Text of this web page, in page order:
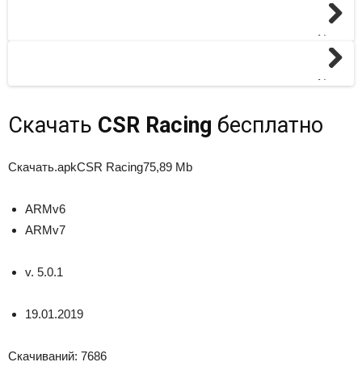
Next
Next
Скачать CSR Racing бесплатно
Скачать.apkCSR Racing75,89 Mb
ARMv6
ARMv7
v. 5.0.1
19.01.2019
Скачиваний: 7686